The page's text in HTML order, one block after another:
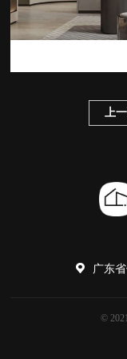
上
广东
©